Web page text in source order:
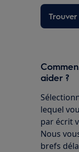
aider ?
lequel
par écrit
Nous
brefs